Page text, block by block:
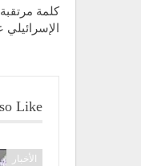
كلمة
Like
الأخبار